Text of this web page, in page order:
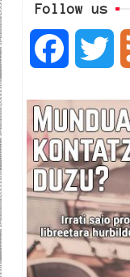
Follow us
c
e
b
o
i
t
t
e